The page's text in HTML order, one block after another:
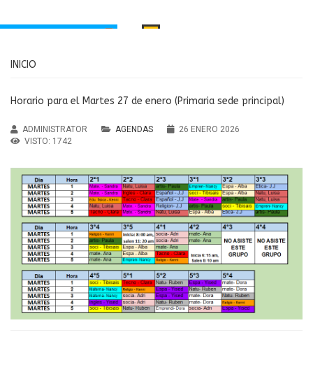
y Media
Agendas
Noticias
Educativos
Servicios
PTAFI3.0
de privacidad
Prest-Math para
Institución Educativa María
Auxiliadora Caldas
Antioquia
INICIO
Horario para el Martes 27 de enero (Primaria sede principal)
ADMINISTRATOR AGENDAS
26 ENERO 2026
VISTO: 1742